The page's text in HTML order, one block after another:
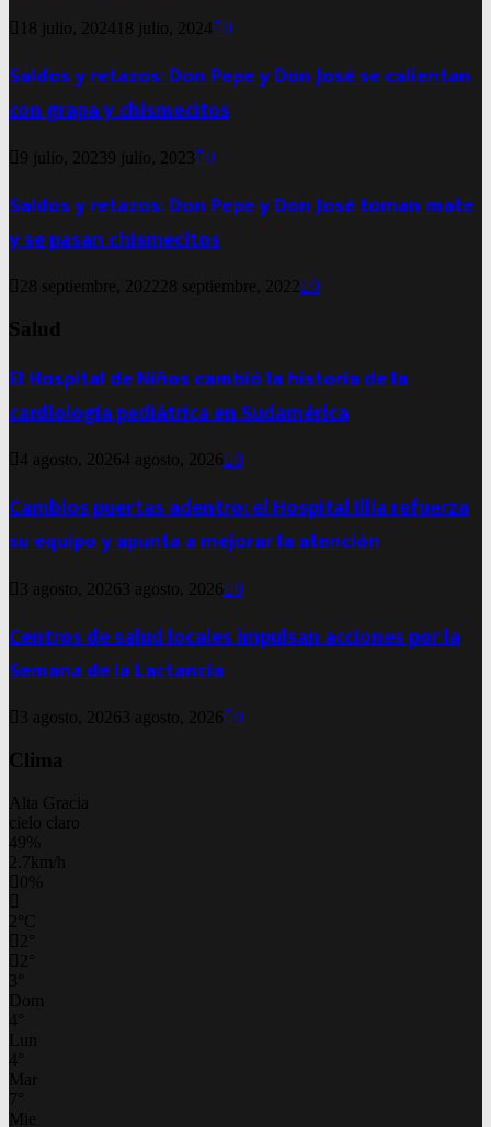
18 julio, 2024 18 julio, 2024 0
Saldos y retazos: Don Pepe y Don José se calientan
con grapa y chismecitos
9 julio, 20239 julio, 2023 0
Saldos y retazos: Don Pepe y Don José toman mate
y se pasan chismecitos
28 septiembre, 2022 28 septiembre, 2022 0
Salud
El Hospital de Niños cambió la historia de la
cardiología pediátrica en Sudamérica
4 agosto, 20264 agosto, 2026 0
Cambios puertas adentro: el Hospital Illia refuerza
su equipo y apunta a mejorar la atención
3 agosto, 2026 3 agosto, 2026 0
Centros de salud locales impulsan acciones por la
Semana de la Lactancia
3 agosto, 2026 3 agosto, 2026 0
Clima
Alta Gracia
cielo claro
49%
2.7km/h
0%
C
3
Dom
4
Lun
4
Mar
7
Mie